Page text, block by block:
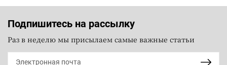
Подпишитесь на рассылку
Раз в неделю мы присылаем самые важные статьи